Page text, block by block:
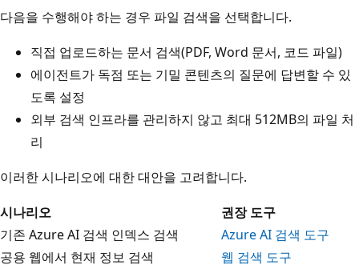
다음을 수행해야 하는 경우 파일 검색을 선택합니다.
직접 업로드하는 문서 검색(PDF, Word 문서, 코드 파일)
에이전트가 독점 또는 기밀 콘텐츠의 질문에 답변할 수 있
도록 설정
외부 검색 인프라를 관리하지 않고 최대 512MB의 파일 처
리
이러한 시나리오에 대한 대안을 고려합니다.
시나리오
권장 도구
기존 Azure AI 검색 인덱스 검색
Azure AI 검색 도구
공용 웹에서 현재 정보 검색
웹 검색 도구